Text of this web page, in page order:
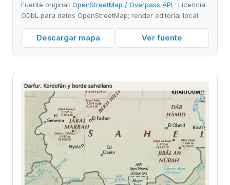
Fuente original: OpenStreetMap / Overpass API · Licencia:
ODbL para datos OpenStreetMap; render editorial local
Descargar mapa Ver fuente